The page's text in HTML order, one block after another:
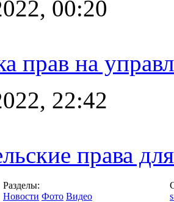
00:20
прав на
22:42
права
Разделы:
Новости Фото Видео